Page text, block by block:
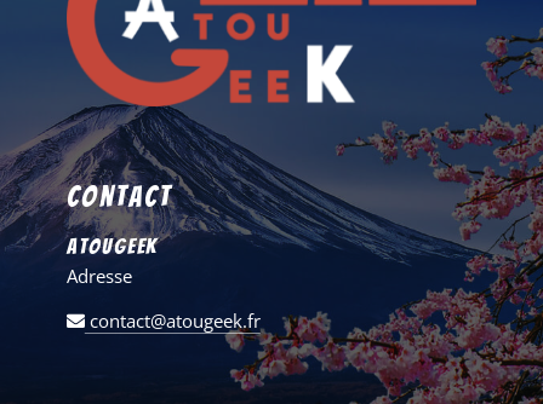
Contact
AtouGeek
Adresse
contact@atougeek.fr